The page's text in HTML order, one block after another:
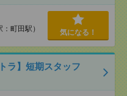
町田駅） 気になる！
ラ】短期スタッフ